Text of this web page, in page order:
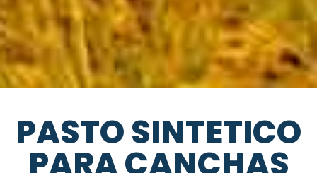
PASTO SINTETICO